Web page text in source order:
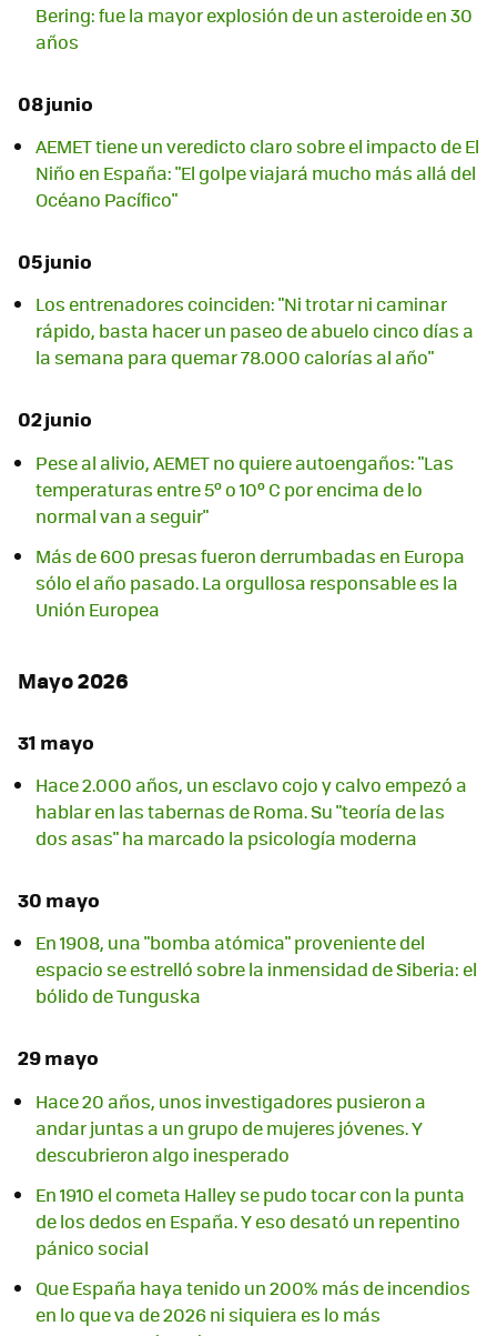
Bering: fue la mayor explosión de un asteroide en 30
años
08 junio
AEMET tiene un veredicto claro sobre el impacto de El
Niño en España: "El golpe viajará mucho más allá del
Océano Pacífico"
05 junio
Los entrenadores coinciden: "Ni trotar ni caminar
rápido, basta hacer un paseo de abuelo cinco días a
la semana para quemar 78.000 calorías al año"
02 junio
Pese al alivio, AEMET no quiere autoengaños: "Las
temperaturas entre 5º o 10º C por encima de lo
normal van a seguir"
Más de 600 presas fueron derrumbadas en Europa
sólo el año pasado. La orgullosa responsable es la
Unión Europea
Mayo 2026
31 mayo
Hace 2.000 años, un esclavo cojo y calvo empezó a
hablar en las tabernas de Roma. Su "teoría de las
dos asas" ha marcado la psicología moderna
30 mayo
En 1908, una "bomba atómica" proveniente del
espacio se estrelló sobre la inmensidad de Siberia: el
bólido de Tunguska
29 mayo
Hace 20 años, unos investigadores pusieron a
andar juntas a un grupo de mujeres jóvenes. Y
descubrieron algo inesperado
En 1910 el cometa Halley se pudo tocar con la punta
de los dedos en España. Y eso desató un repentino
pánico social
Que España haya tenido un 200% más de incendios
en lo que va de 2026 ni siquiera es lo más